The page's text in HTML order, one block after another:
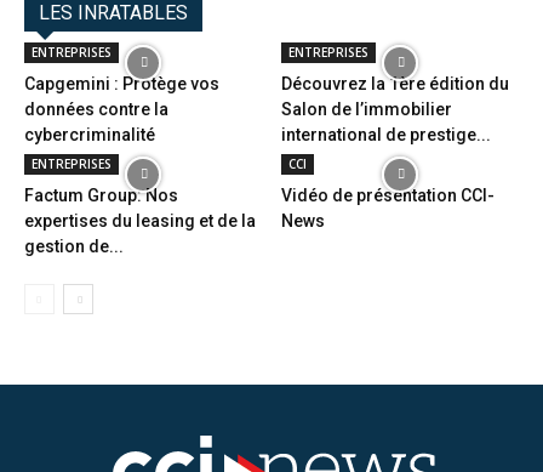
LES INRATABLES
ENTREPRISES
Capgemini : Protège vos
données contre la
cybercriminalité
ENTREPRISES
Découvrez la 1ère édition du
Salon de l’immobilier
international de prestige...
ENTREPRISES
Factum Group: Nos
expertises du leasing et de la
gestion de...
CCI
Vidéo de présentation CCI-
News